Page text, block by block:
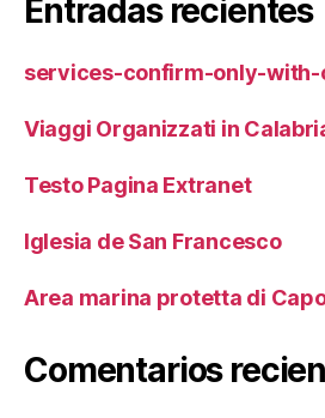
Entradas recientes
services-confirm-only-with-
Viaggi Organizzati in
Testo Pagina Extranet
Iglesia de San Francesco
Area marina protetta di
Comentarios